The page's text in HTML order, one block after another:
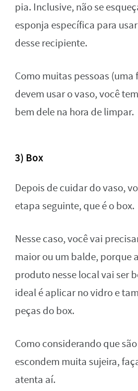
pia. Inclusive, não se
esponja específica para
desse recipiente.
Como muitas pessoas
devem usar o vaso, você
bem dele na hora de limpar.
3) Box
Depois de cuidar do vaso,
etapa seguinte, que é o box.
Nesse caso, você vai
maior ou um balde, porque
produto nesse local vai ser
ideal é aplicar no vidro e
peças do box.
Como considerando que
escondem muita sujeira,
atenta aí.